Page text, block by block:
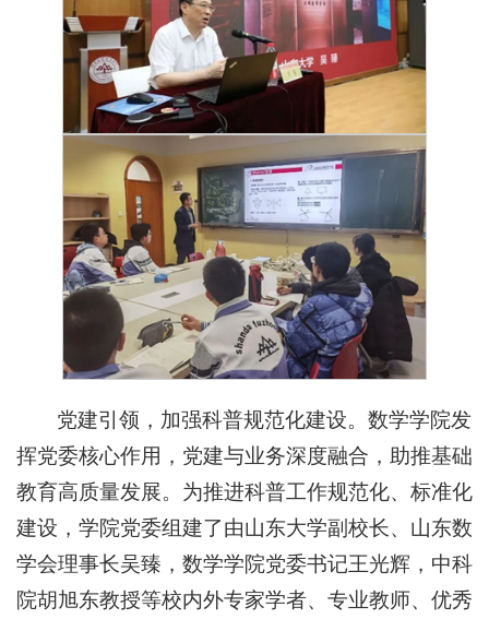
党建引领，加强科普规范化建设。数学学院发
挥党委核心作用，党建与业务深度融合，助推基础
教育高质量发展。为推进科普工作规范化、标准化
建设，学院党委组建了由山东大学副校长、山东数
学会理事长吴臻，数学学院党委书记王光辉，中科
院胡旭东教授等校内外专家学者、专业教师、优秀